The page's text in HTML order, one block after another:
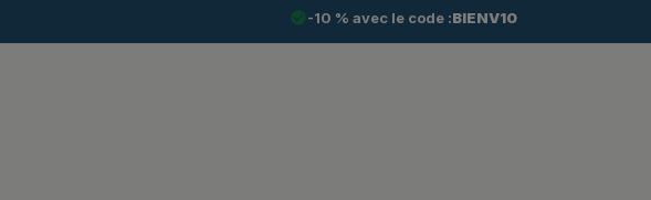
check_circle-10 % avec le code :BIENV10